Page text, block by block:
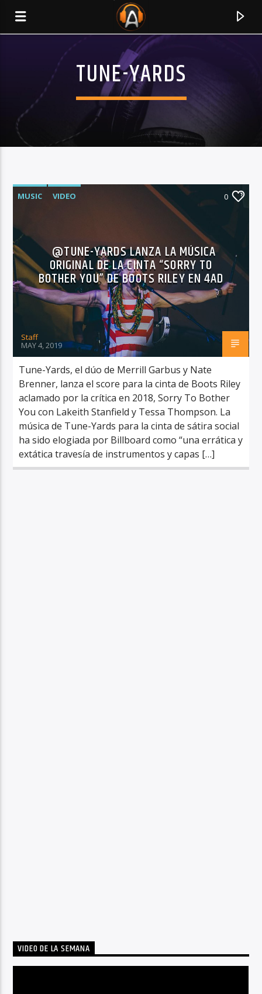
TITLE
ARTIST
RadioAlternativo Live
TUNE-YARDS
MUSIC VIDEO 0
@TUNE-YARDS LANZA LA MÚSICA
ORIGINAL DE LA CINTA “SORRY TO
BOTHER YOU” DE BOOTS RILEY EN 4AD
Staff
MAY 4, 2019
Tune-Yards, el dúo de Merrill Garbus y Nate
Brenner, lanza el score para la cinta de Boots Riley
aclamado por la crítica en 2018, Sorry To Bother
You con Lakeith Stanfield y Tessa Thompson. La
música de Tune-Yards para la cinta de sátira social
ha sido elogiada por Billboard como “una errática y
extática travesía de instrumentos y capas […]
VIDEO DE LA SEMANA